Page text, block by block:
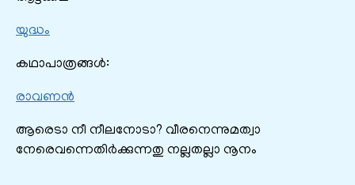
യുദ്ധം
കഥാപാത്രങ്ങൾ:
രാവണന്‍
ആരെടാ നീ നീലനോടാ? വീരനെന്നുമത്വാ
നേരെവന്നെതിര്‍ക്കുന്നതു നല്ലതല്ലാ നൂനം